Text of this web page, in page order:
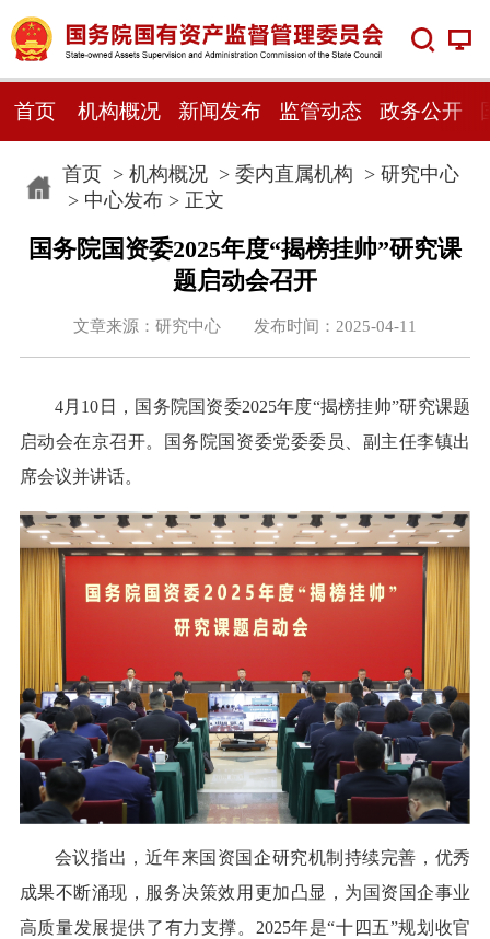
首页 机构概况 新闻发布 监管动态 政务公开
首页> 机构概况> 委内直属机构 > 研究中心
> 中心发布> 正文
国务院国资委2025年度“揭榜挂帅”研究课
题启动会召开
文章来源：研究中心 发布时间：2025-04-11
4月10日，国务院国资委2025年度“揭榜挂帅”研究课题
启动会在京召开。国务院国资委党委委员、副主任李镇出
席会议并讲话。
会议指出，近年来国资国企研究机制持续完善，优秀
成果不断涌现，服务决策效用更加凸显，为国资国企事业
高质量发展提供了有力支撑。2025年是“十四五”规划收官